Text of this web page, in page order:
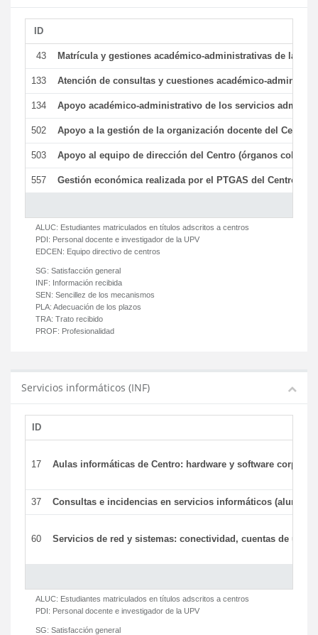
ID
43 Matrícula y gestiones académico-administrativas de la
133 Atención de consultas y cuestiones académico-
134 Apoyo académico-administrativo de los servicios
502 Apoyo a la gestión de la organización docente del Centro
503 Apoyo al equipo de dirección del Centro (órganos
557 Gestión económica realizada por el PTGAS del Centro
ALUC: Estudiantes matriculados en títulos adscritos a centros
PDI: Personal docente e investigador de la UPV
EDCEN: Equipo directivo de centros
SG: Satisfacción general
INF: Información recibida
SEN: Sencillez de los mecanismos
PLA: Adecuación de los plazos
TRA: Trato recibido
PROF: Profesionalidad
Servicios informáticos (INF)
ID
17 Aulas informáticas de Centro: hardware y software
37 Consultas e incidencias en servicios informáticos (alumnos)
60 Servicios de red y sistemas: conectividad, cuentas de
ALUC: Estudiantes matriculados en títulos adscritos a centros
PDI: Personal docente e investigador de la UPV
SG: Satisfacción general